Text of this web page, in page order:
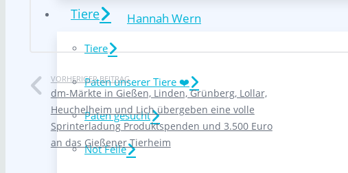
Tiere
Tiere
Paten unserer Tiere ❤️
Paten gesucht
Not Felle
Hannah Wern
VORHERIGER BEITRAG
dm-Märkte in Gießen, Linden, Grünberg, Lollar,
Heuchelheim und Lich übergeben eine volle
Sprinterladung Produktspenden und 3.500 Euro
an das Gießener Tierheim